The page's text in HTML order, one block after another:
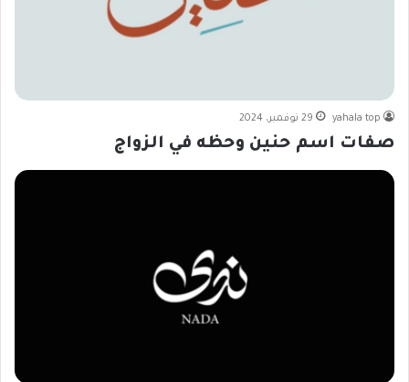
yahala top 29 نوفمبر، 2024
صفات اسم حنين وحظه في الزواج